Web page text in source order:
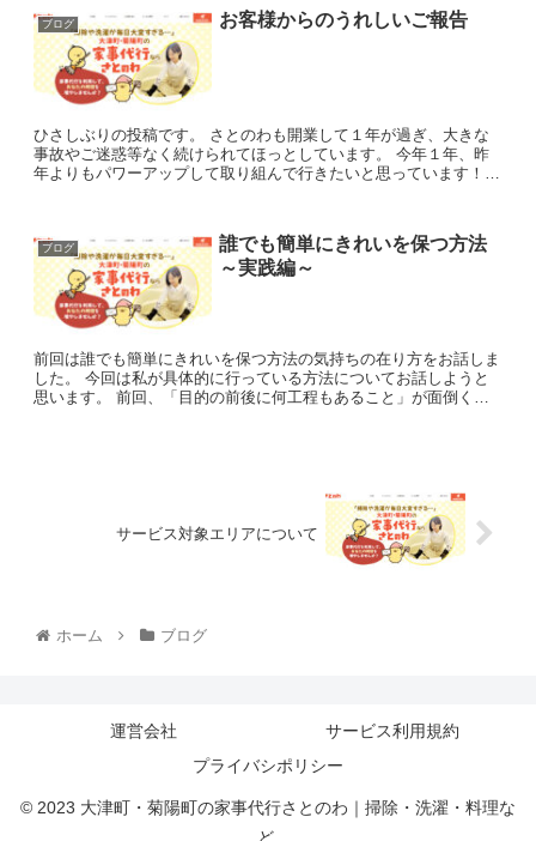
ブログ お客様からのうれしいご報告
ひさしぶりの投稿です。 さとのわも開業して１年が過ぎ、大きな
事故やご迷惑等なく続けられてほっとしています。 今年１年、昨
年よりもパワーアップして取り組んで行きたいと思っています！
ブログ
誰でも簡単にきれいを保つ方法
～実践編～
前回は誰でも簡単にきれいを保つ方法の気持ちの在り方をお話しま
した。 今回は私が具体的に行っている方法についてお話しようと
思います。 前回、「目的の前後に何工程もあること」が面倒くさ
サービス対象エリアについて
ホーム ブログ
運営会社
サービス利用規約
プライバシポリシー
© 2023 大津町・菊陽町の家事代行さとのわ｜掃除・洗濯・料理な
ど.